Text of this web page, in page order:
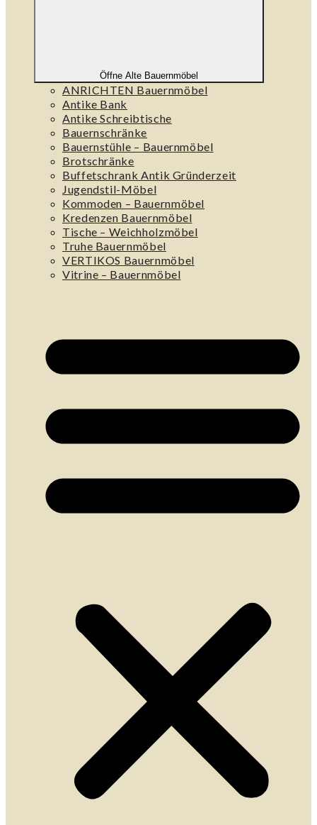
Öffne Alte Bauernmöbel
ANRICHTEN Bauernmöbel
Antike Bank
Antike Schreibtische
Bauernschränke
Bauernstühle – Bauernmöbel
Brotschränke
Buffetschrank Antik Gründerzeit
Jugendstil-Möbel
Kommoden – Bauernmöbel
Kredenzen Bauernmöbel
Tische – Weichholzmöbel
Truhe Bauernmöbel
VERTIKOS Bauernmöbel
Vitrine – Bauernmöbel